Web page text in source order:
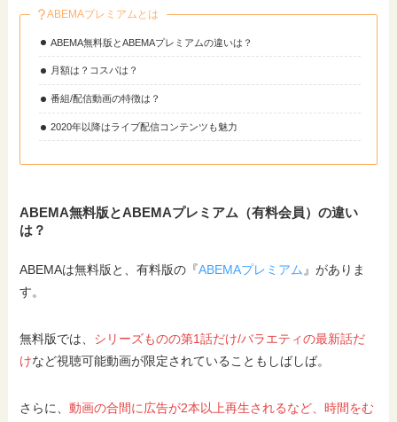
ABEMAプレミアムとは
ABEMA無料版とABEMAプレミアムの違いは？
月額は？コスパは？
番組/配信動画の特徴は？
2020年以降はライブ配信コンテンツも魅力
ABEMA無料版とABEMAプレミアム（有料会員）の違い
は？
ABEMAは無料版と、有料版の『ABEMAプレミアム 』がありま
す。
無料版では、 シリーズものの第1話だけ/バラエティの最新話だ
けなど視聴可能動画が限定されていることもしばしば。
さらに、動画の合間に広告が2本以上再生されるなど、時間をむ